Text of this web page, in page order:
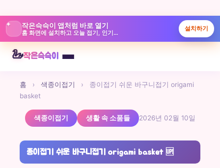
✦ 작은슥슥이 앱처럼 바로 열기
홈 화면에 설치하고 오늘 접기, 인기글, 놀이터를 빠르게 보실 수 있습니다.
설치하기
🦢작은슥슥이
홈 › 색종이접기 ›
종이접기 쉬운 바구니접기 origami
basket
색종이접기 생활 속 소품들 2026년 02월 10일
종이접기 쉬운 바구니접기 origami basket 🆙